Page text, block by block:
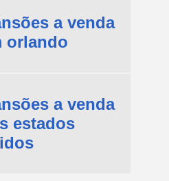
a venda
orlando
a venda
estados